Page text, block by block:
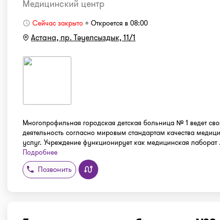
Медицинский центр
Сейчас закрыто Откроется в 08:00
Астана, пр. Тәуелсыздык, 11/1
Многопрофильная городская детская больница № 1 ведет
деятельность согласно мировым стандартам качества
услуг. Учреждение функционирует как медицинская лаборат
Подробнее
Позвонить